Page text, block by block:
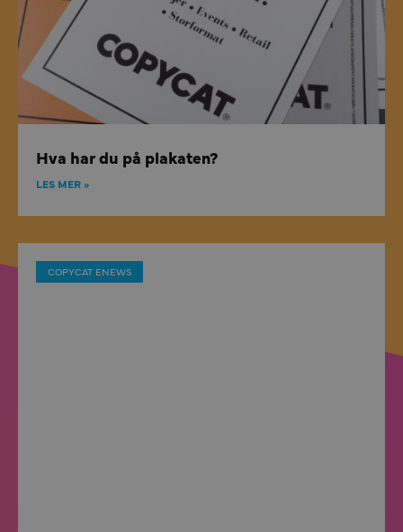
Hva har du på plakaten?
LES MER »
COPYCAT ENEWS